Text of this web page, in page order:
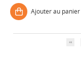
Ajouter au panier